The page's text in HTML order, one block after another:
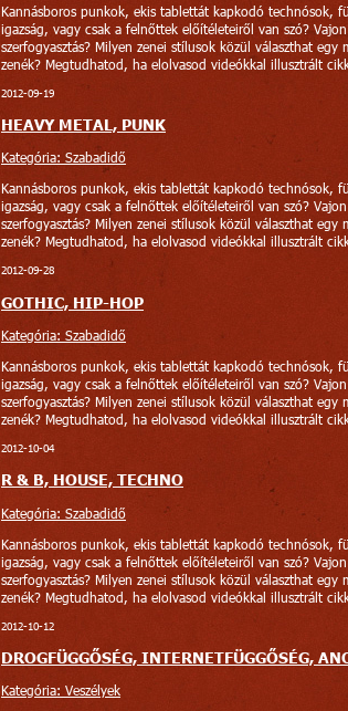
Kannásboros punkok, ekis tablettát kapkodó technósok,
igazság, vagy csak a felnőttek előítéleteiről van szó?
szerfogyasztás? Milyen zenei stílusok közül választhat egy
zenék? Megtudhatod, ha elolvasod videókkal illusztrált
2012-09-19
HEAVY METAL, PUNK
Kategória: Szabadidő
Kannásboros punkok, ekis tablettát kapkodó technósok,
igazság, vagy csak a felnőttek előítéleteiről van szó?
szerfogyasztás? Milyen zenei stílusok közül választhat egy
zenék? Megtudhatod, ha elolvasod videókkal illusztrált
2012-09-28
GOTHIC, HIP-HOP
Kategória: Szabadidő
Kannásboros punkok, ekis tablettát kapkodó technósok,
igazság, vagy csak a felnőttek előítéleteiről van szó?
szerfogyasztás? Milyen zenei stílusok közül választhat egy
zenék? Megtudhatod, ha elolvasod videókkal illusztrált
2012-10-04
R & B, HOUSE, TECHNO
Kategória: Szabadidő
Kannásboros punkok, ekis tablettát kapkodó technósok,
igazság, vagy csak a felnőttek előítéleteiről van szó?
szerfogyasztás? Milyen zenei stílusok közül választhat egy
zenék? Megtudhatod, ha elolvasod videókkal illusztrált
2012-10-12
DROGFÜGGŐSÉG, INTERNETFÜGGŐSÉG,
Kategória: Veszélyek